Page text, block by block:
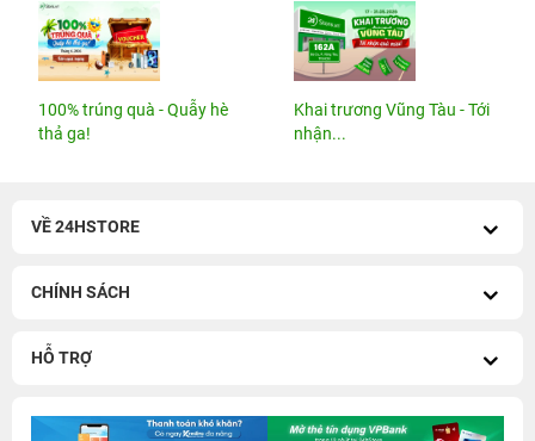
100% trúng quà - Quẫy hè
thả ga!
Khai trương Vũng Tàu - Tới
nhận...
VỀ 24HSTORE
CHÍNH SÁCH
HỖ TRỢ